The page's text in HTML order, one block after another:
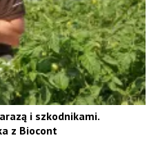
i szkodnikami.
z Biocont